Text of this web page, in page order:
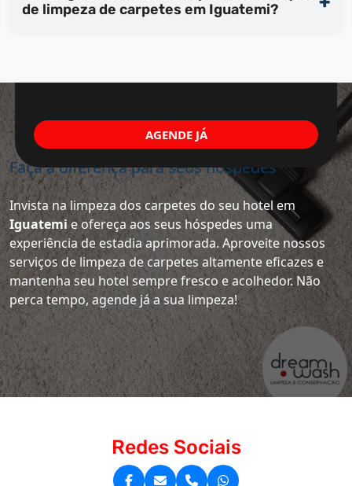
de limpeza de carpetes em Iguatemi?
Faça a diferença para seus hóspedes
Invista na limpeza dos carpetes do seu hotel em
Iguatemie ofereça aos seus hóspedes uma
experiência de estadia aprimorada. Aproveite nossos
serviços de limpeza de carpetes altamente eficazes e
mantenha seu hotel sempre fresco e acolhedor. Não
perca tempo, agende já a sua limpeza!
AGENDE JÁ
Redes Sociais